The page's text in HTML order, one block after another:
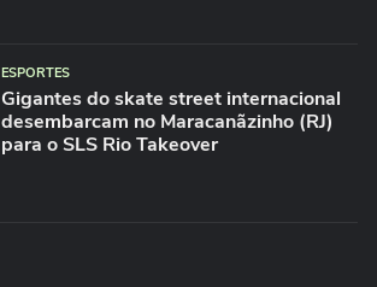
ESPORTES
Gigantes do skate street internacional
desembarcam no Maracanãzinho (RJ)
para o SLS Rio Takeover